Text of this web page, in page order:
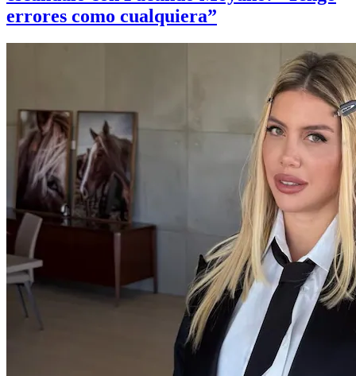
errores como cualquiera”